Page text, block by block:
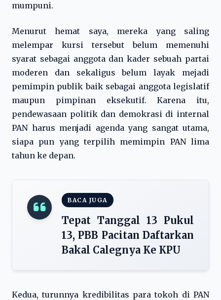
mumpuni.
Menurut hemat saya, mereka yang saling
melempar kursi tersebut belum memenuhi
syarat sebagai anggota dan kader sebuah partai
moderen dan sekaligus belum layak mejadi
pemimpin publik baik sebagai anggota legislatif
maupun pimpinan eksekutif. Karena itu,
pendewasaan politik dan demokrasi di internal
PAN harus menjadi agenda yang sangat utama,
siapa pun yang terpilih memimpin PAN lima
tahun ke depan.
BACA JUGA
Tepat Tanggal 13 Pukul
13, PBB Pacitan Daftarkan
Bakal Calegnya Ke KPU
Kedua, turunnya kredibilitas para tokoh di PAN